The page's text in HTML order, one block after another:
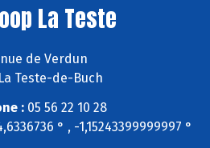
La Teste
de Verdun
Teste-de-Buch
: 05 56 22 10 28
° , -1,15243399999997 °